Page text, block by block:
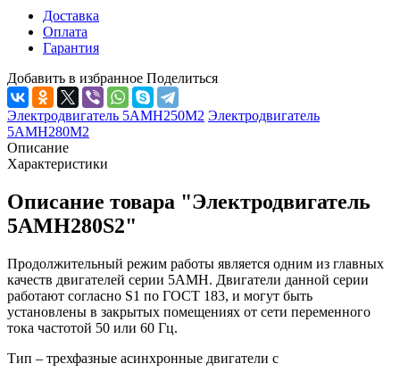
Доставка
Оплата
Гарантия
Добавить в избранное Поделиться
Электродвигатель 5АМН250М2 Электродвигатель
5АМН280М2
Описание
Характеристики
Описание товара "Электродвигатель
5АМН280S2"
Продолжительный режим работы является одним из главных
качеств двигателей серии 5АМН. Двигатели данной серии
работают согласно S1 по ГОСТ 183, и могут быть
установлены в закрытых помещениях от сети переменного
тока частотой 50 или 60 Гц.
Тип – трехфазные асинхронные двигатели с